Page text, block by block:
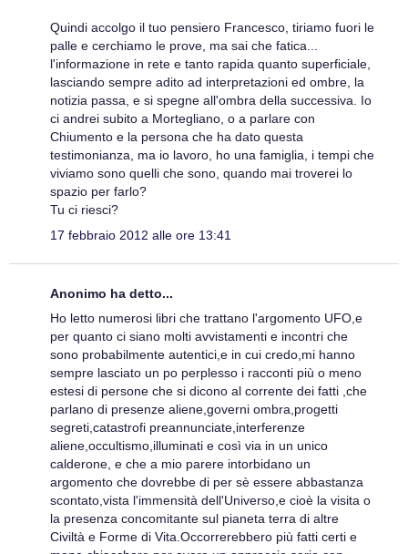
Quindi accolgo il tuo pensiero Francesco, tiriamo fuori le
palle e cerchiamo le prove, ma sai che fatica...
l'informazione in rete e tanto rapida quanto superficiale,
lasciando sempre adito ad interpretazioni ed ombre, la
notizia passa, e si spegne all'ombra della successiva. Io
ci andrei subito a Mortegliano, o a parlare con
Chiumento e la persona che ha dato questa
testimonianza, ma io lavoro, ho una famiglia, i tempi che
viviamo sono quelli che sono, quando mai troverei lo
spazio per farlo?
Tu ci riesci?
17 febbraio 2012 alle ore 13:41
Anonimo ha detto...
Ho letto numerosi libri che trattano l'argomento UFO,e
per quanto ci siano molti avvistamenti e incontri che
sono probabilmente autentici,e in cui credo,mi hanno
sempre lasciato un po perplesso i racconti più o meno
estesi di persone che si dicono al corrente dei fatti ,che
parlano di presenze aliene,governi ombra,progetti
segreti,catastrofi preannunciate,interferenze
aliene,occultismo,illuminati e così via in un unico
calderone, e che a mio parere intorbidano un
argomento che dovrebbe di per sè essere abbastanza
scontato,vista l'immensità dell'Universo,e cioè la visita o
la presenza concomitante sul pianeta terra di altre
Civiltà e Forme di Vita.Occorrerebbero più fatti certi e